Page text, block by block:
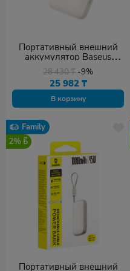
Портативный внешний
аккумулятор Baseus
EnerFill FC11 20000 mAh
22.5W (E0027S05)
бежевый
28 430₸ -9%
25 982 ₸
В корзину
Family
2%
Портативный внешний